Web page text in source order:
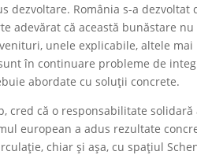
dezvoltare. România s-a
adevărat că această bunăstare
unele explicabile, altele
în continuare probleme de
abordate cu soluții concrete.
cred că o responsabilitate
european a adus rezultate
chiar și așa, cu spațiul